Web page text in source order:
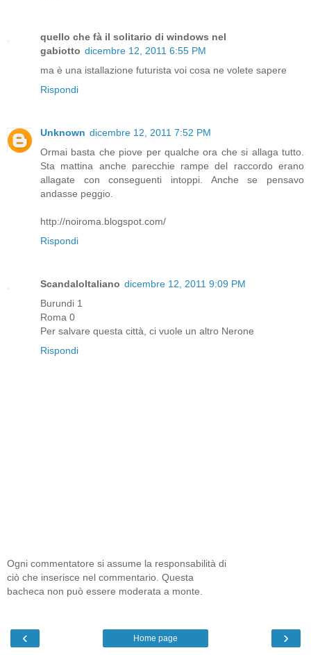
quello che fà il solitario di windows nel
gabiotto dicembre 12, 2011 6:55 PM
ma è una istallazione futurista voi cosa ne volete sapere
Rispondi
Unknown dicembre 12, 2011 7:52 PM
Ormai basta che piove per qualche ora che si allaga tutto.
Sta mattina anche parecchie rampe del raccordo erano
allagate con conseguenti intoppi. Anche se pensavo
andasse peggio.
http://noiroma.blogspot.com/
Rispondi
ScandaloItaliano dicembre 12, 2011 9:09 PM
Burundi 1
Roma 0
Per salvare questa città, ci vuole un altro Nerone
Rispondi
Ogni commentatore si assume la responsabilità di
ciò che inserisce nel commentario. Questa
bacheca non può essere moderata a monte.
‹ ›
Home page